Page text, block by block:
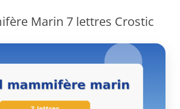
Marin 7 lettres Crostic